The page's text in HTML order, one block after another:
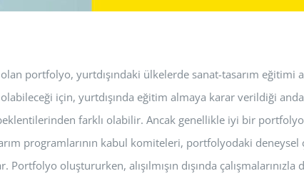
portfolyo, yurtdışındaki ülkelerde sanat-tasarım
için, yurtdışında eğitim almaya karar verildiği
farklı olabilir. Ancak genellikle iyi bir portfolyo,
programlarının kabul komiteleri, portfolyodaki
Portfolyo oluştururken, alışılmışın dışında